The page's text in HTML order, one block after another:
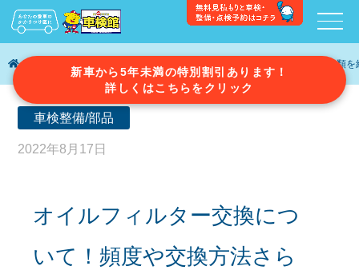
新車から5年未満の特別割引あります！
詳しくはこちらをクリック
車検ガイド オイルフィルター交換について！頻度や交換方法さらに種類を
車検整備/部品
2022年8月17日
オイルフィルター交換につ
いて！頻度や交換方法さら